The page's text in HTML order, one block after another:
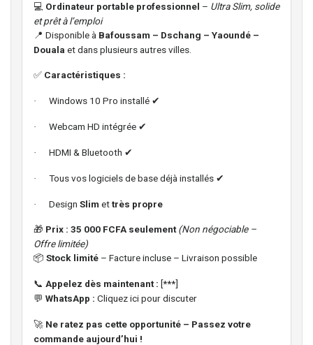
💻 Ordinateur portable professionnel – Ultra Slim, solide
et prêt à l’emploi
📍 Disponible à Bafoussam – Dschang – Yaoundé –
Douala et dans plusieurs autres villes.
✅ Caractéristiques :
· Windows 10 Pro installé ✔
· Webcam HD intégrée ✔
· HDMI & Bluetooth ✔
· Tous vos logiciels de base déjà installés ✔
· Design Slim ettrès propre
🎁 Prix : 35 000 FCFA seulement (Non négociable –
Offre limitée)
📦 Stock limité – Facture incluse – Livraison possible
📞 Appelez dès maintenant : [***]
💬 WhatsApp : Cliquez ici pour discuter
🚀 Ne ratez pas cette opportunité – Passez votre
commande aujourd’hui !